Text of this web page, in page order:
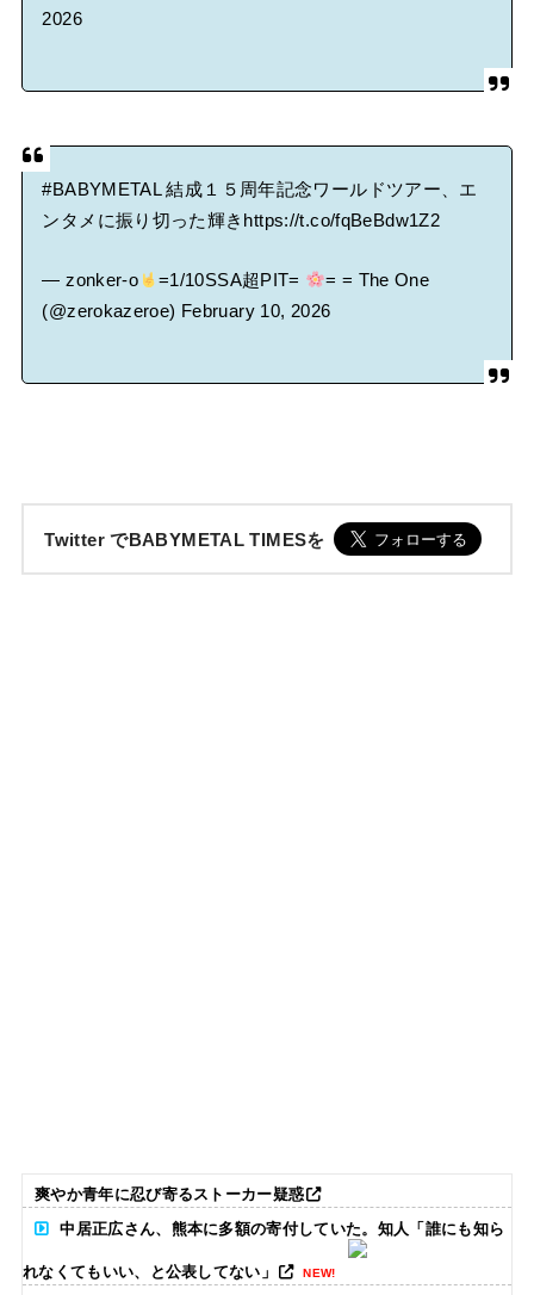
2026
#BABYMETAL結成１５周年記念ワールドツアー、エ
ンタメに振り切った輝き https://t.co/fqBeBdw1Z2
— zonker-o =1/10SSA超PIT=
= = The One
(@zerokazeroe) February 10, 2026
Twitter でBABYMETAL TIMESを
爽やか青年に忍び寄るストーカー疑惑
中居正広さん、熊本に多額の寄付していた。知人「誰にも知ら
れなくてもいい、と公表してない」 NEW!